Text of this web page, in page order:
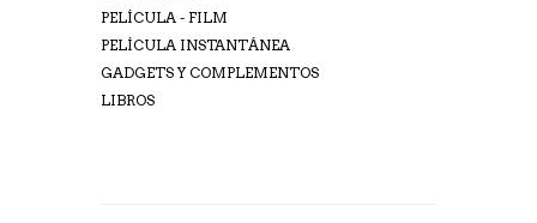
PELÍCULA - FILM
PELÍCULA INSTANTÁNEA
GADGETS Y COMPLEMENTOS
LIBROS